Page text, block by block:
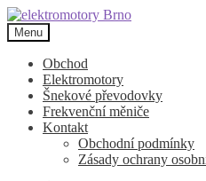
Přeskočit
na
navigaci
Přejít
k
obsahu
webu
Menu
Obchod
Elektromotory
Šnekové převodovky
Frekvenční měniče
Kontakt
Obchodní podmínky
Zásady ochrany